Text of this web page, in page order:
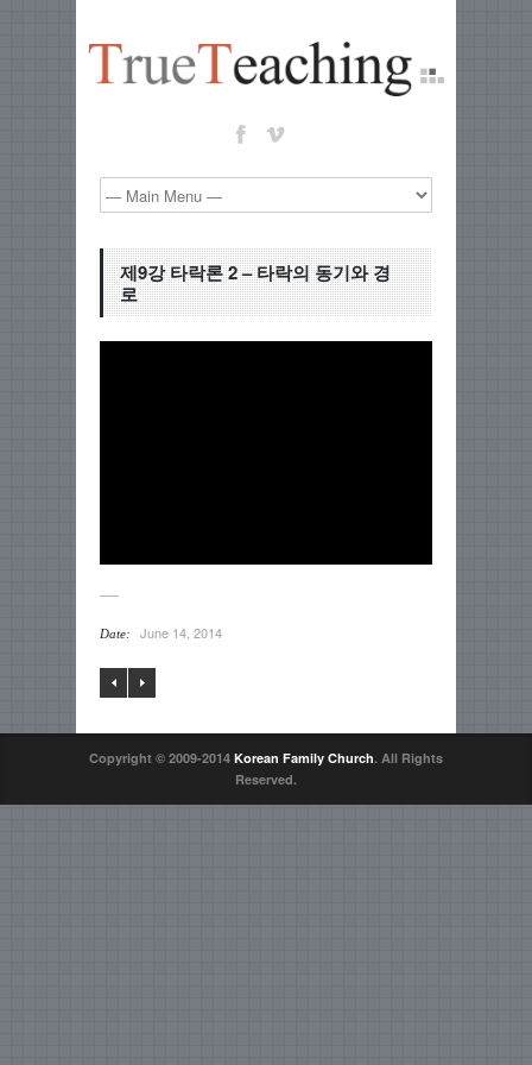
제9강 타락론 2 – 타락의 동기와 경
로
Date: June 14, 2014
Copyright © 2009-2014 Korean Family Church. All Rights
Reserved.